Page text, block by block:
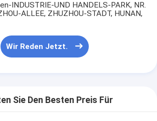
INDUSTRIE-UND HANDELS-PARK, NR.
ALLEE, ZHUZHOU-STADT, HUNAN,
Wir Reden Jetzt.
Sie Den Besten Preis Für